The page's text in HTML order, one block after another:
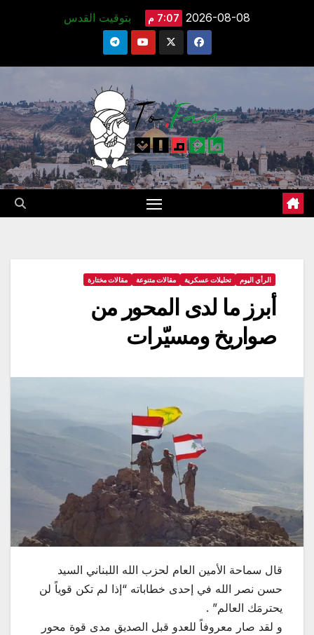
2026-08-08 7:07 م بتوقيت القدس
الرأي اليوم تحليلات عسكرية مقالات متنوعة مقالات مختارة
أبرز ما لدى المحور من
صواريخ ومسيّرات
قال سماحة الأمين العام لحزب الله اللبناني السيد
حسن نصر الله في إحدى خطاباته “إذا لم تكن قوياً لن
يحترمَك العالم” .
و لقد صار معروفاً للعدو قبل الصديق مدى قوة محور